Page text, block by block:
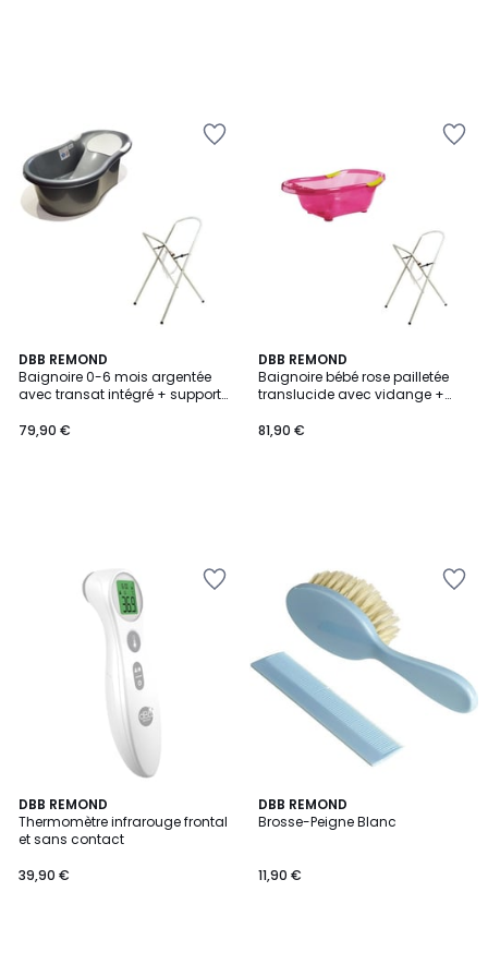
DBB REMOND
Baignoire 0-6 mois argentée
avec transat intégré + support
79,90 €
DBB REMOND
Baignoire bébé rose pailletée
translucide avec vidange +
81,90 €
DBB REMOND
Thermomètre infrarouge frontal
et sans contact
39,90 €
DBB REMOND
Brosse-Peigne Blanc
11,90 €